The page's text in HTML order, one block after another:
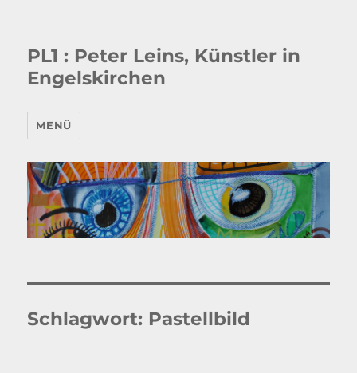
PL1 : Peter Leins, Künstler in
Engelskirchen
MENÜ
Schlagwort: Pastellbild